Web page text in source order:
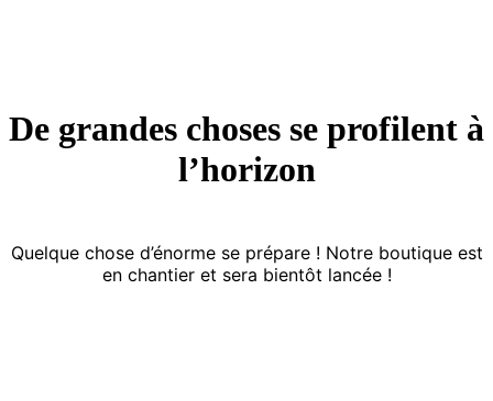
De grandes choses se profilent à
l’horizon
Quelque chose d’énorme se prépare ! Notre boutique est
en chantier et sera bientôt lancée !